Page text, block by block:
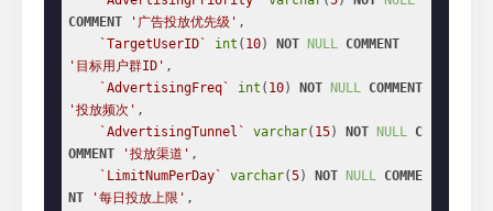
COMMENT
'广告投放优先级' ,
`TargetUserID`
int ( 10) NOT NULL COMMENT
'目标用户群ID' ,
`AdvertisingFreq`
int ( 10) NOT NULL COMMENT
'投放频次' ,
`AdvertisingTunnel`
varchar( 15) NOT NULL C
OMMENT
'投放渠道' ,
`LimitNumPerDay`
varchar(5) NOT NULL COMME
NT
'每日投放上限' ,